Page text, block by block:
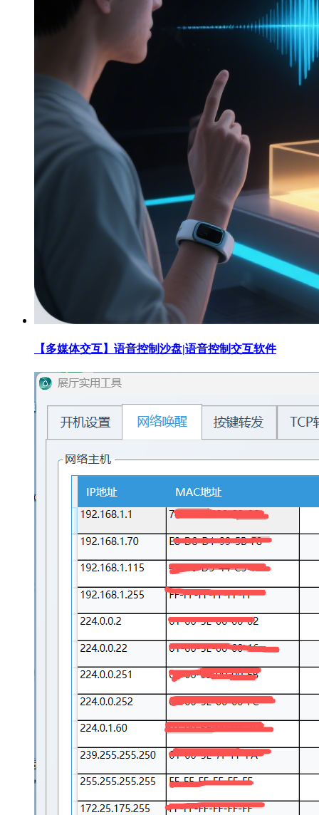
【多媒体交互】语音控制沙盘|语音控制交互软件